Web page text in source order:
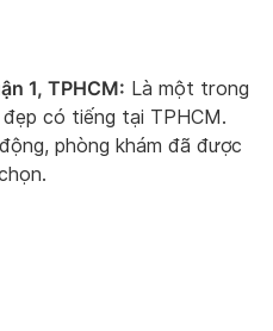
1, TPHCM: Là một trong
có tiếng tại TPHCM.
phòng khám đã được